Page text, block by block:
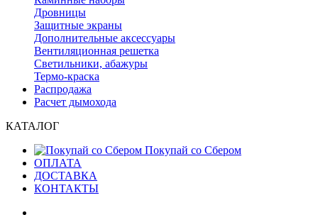
Дровницы
Защитные экраны
Дополнительные аксессуары
Вентиляционная решетка
Светильники, абажуры
Термо-краска
Распродажа
Расчет дымохода
КАТАЛОГ
Покупай со Сбером
ОПЛАТА
ДОСТАВКА
КОНТАКТЫ